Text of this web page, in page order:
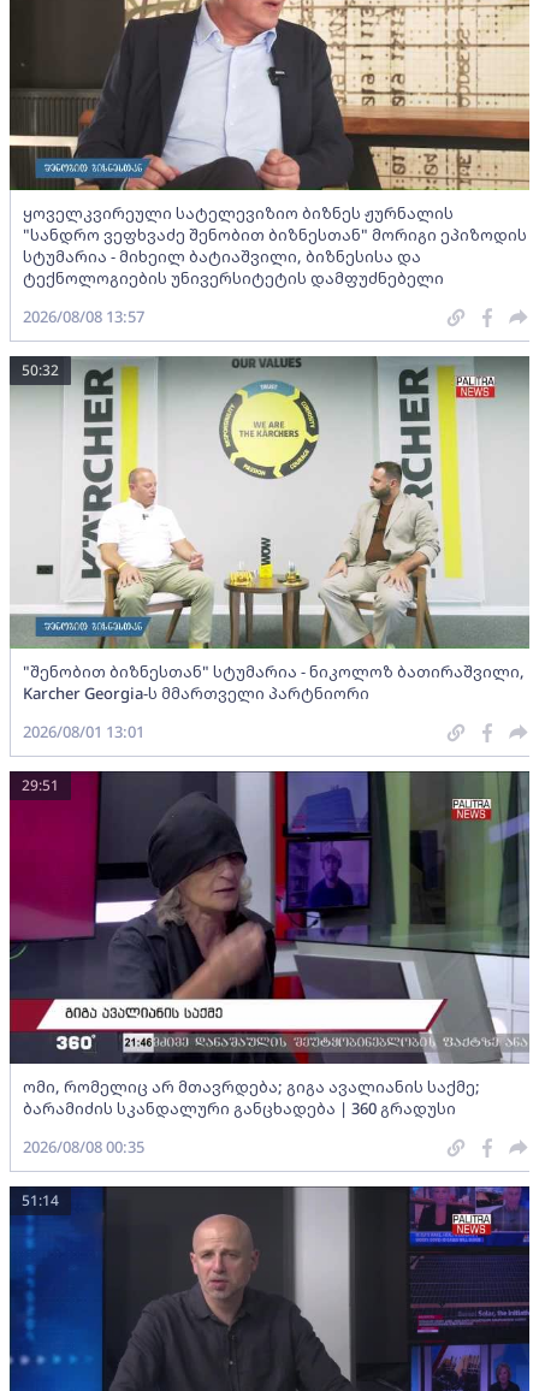
ყოველკვირეული სატელევიზიო ბიზნეს ჟურნალის
"სანდრო ვეფხვაძე შენობით ბიზნესთან" მორიგი ეპიზოდის
სტუმარია - მიხეილ ბატიაშვილი, ბიზნესისა და
ტექნოლოგიების უნივერსიტეტის დამფუძნებელი
2026/08/08 13:57
"შენობით ბიზნესთან" სტუმარია - ნიკოლოზ ბათირაშვილი,
Karcher Georgia-ს მმართველი პარტნიორი
50:32
2026/08/01 13:01
ომი, რომელიც არ მთავრდება; გიგა ავალიანის საქმე;
ბარამიძის სკანდალური განცხადება | 360 გრადუსი
29:51
2026/08/08 00:35
51:14